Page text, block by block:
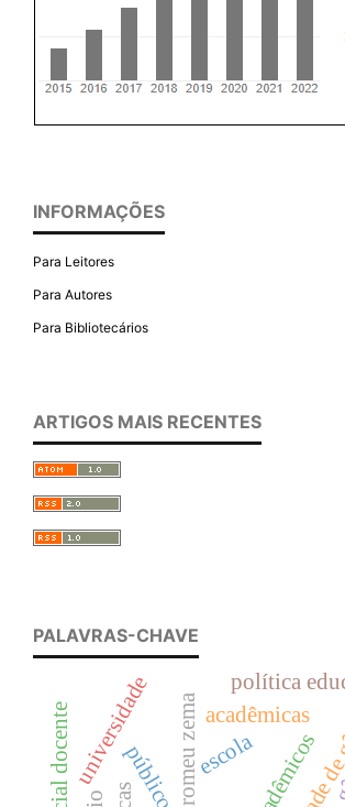
INFORMAÇÕES
Para Leitores
Para Autores
Para Bibliotecários
ARTIGOS MAIS RECENTES
PALAVRAS-CHAVE
romeu zema acadêmicos
acadêmicas
universidade política
escola